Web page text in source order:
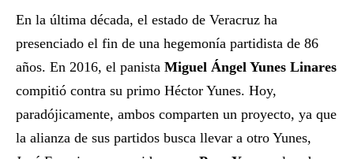
En la última década, el estado de Veracruz ha
presenciado el fin de una hegemonía partidista de 86
años. En 2016, el panista Miguel Ángel Yunes Linares
compitió contra su primo Héctor Yunes. Hoy,
paradójicamente, ambos comparten un proyecto, ya que
la alianza de sus partidos busca llevar a otro Yunes,